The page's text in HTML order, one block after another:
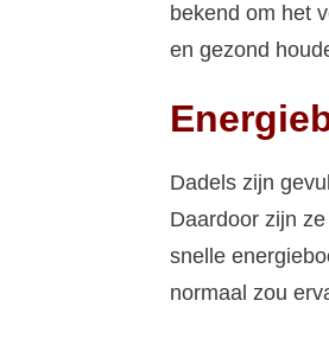
bekend om het
en gezond
Dadels zijn
Daardoor zijn
snelle
normaal zou